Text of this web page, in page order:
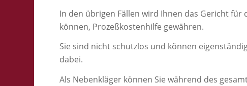
In den übrigen Fällen wird Ihnen das Gericht für
können, Prozeßkostenhilfe gewähren.
Sie sind nicht schutzlos und können
dabei.
Als Nebenkläger können Sie während des